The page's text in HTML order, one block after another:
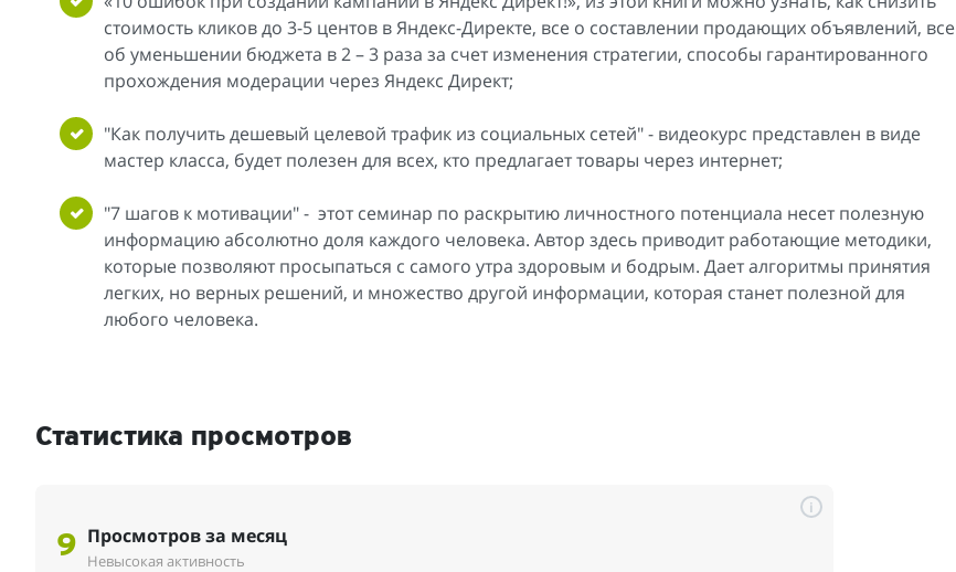
стоимость кликов до 3-5 центов в Яндекс-Директе, все о составлении продающих объявлений, все
об уменьшении бюджета в 2 – 3 раза за счет изменения стратегии, способы гарантированного
прохождения модерации через Яндекс Директ;
"Как получить дешевый целевой трафик из социальных сетей" - видеокурс представлен в виде
мастер класса, будет полезен для всех, кто предлагает товары через интернет;
"7 шагов к мотивации" - этот семинар по раскрытию личностного потенциала несет полезную
информацию абсолютно доля каждого человека. Автор здесь приводит работающие методики,
которые позволяют просыпаться с самого утра здоровым и бодрым. Дает алгоритмы принятия
легких, но верных решений, и множество другой информации, которая станет полезной для
любого человека.
Статистика просмотров
9 Просмотров за месяц
Невысокая активность
i